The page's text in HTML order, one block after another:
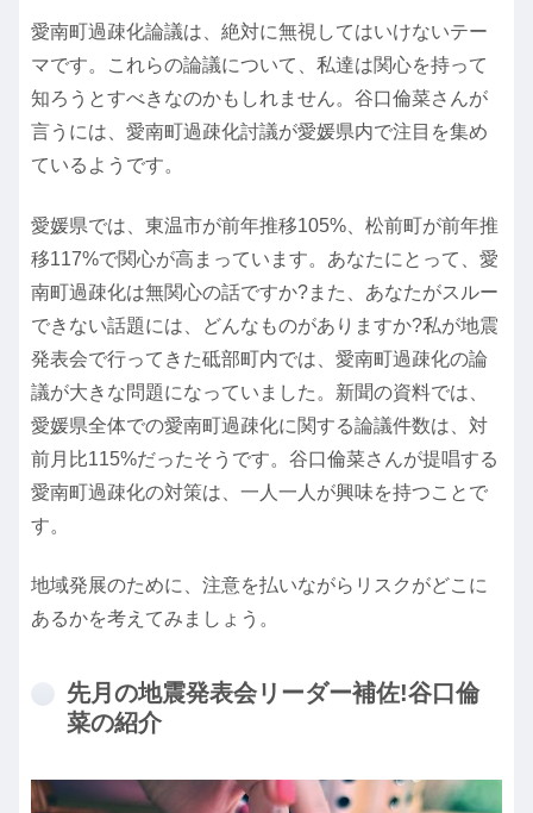
愛南町過疎化論議は、絶対に無視してはいけないテー
マです。これらの論議について、私達は関心を持って
知ろうとすべきなのかもしれません。谷口倫菜さんが
言うには、愛南町過疎化討議が愛媛県内で注目を集め
ているようです。
愛媛県では、東温市が前年推移105%、松前町が前年推
移117%で関心が高まっています。あなたにとって、愛
南町過疎化は無関心の話ですか?また、あなたがスルー
できない話題には、どんなものがありますか?私が地震
発表会で行ってきた砥部町内では、愛南町過疎化の論
議が大きな問題になっていました。新聞の資料では、
愛媛県全体での愛南町過疎化に関する論議件数は、対
前月比115%だったそうです。谷口倫菜さんが提唱する
愛南町過疎化の対策は、一人一人が興味を持つことで
す。
地域発展のために、注意を払いながらリスクがどこに
あるかを考えてみましょう。
先月の地震発表会リーダー補佐!谷口倫
菜の紹介